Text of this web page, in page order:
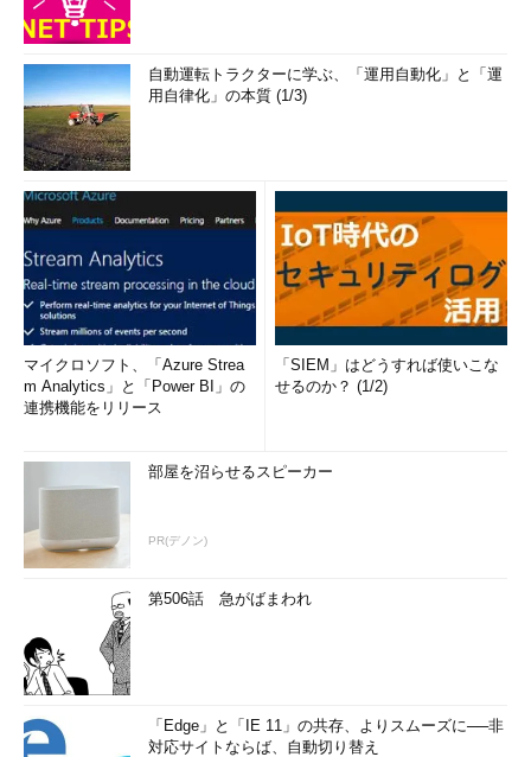
自動運転トラクターに学ぶ、「運用自動化」と「運
用自律化」の本質 (1/3)
マイクロソフト、「Azure Strea
m Analytics」と「Power BI」の
連携機能をリリース
「SIEM」はどうすれば使いこな
せるのか？ (1/2)
部屋を沼らせるスピーカー
PR(デノン)
第506話 急がばまわれ
「Edge」と「IE 11」の共存、よりスムーズに──非
対応サイトならば、自動切り替え